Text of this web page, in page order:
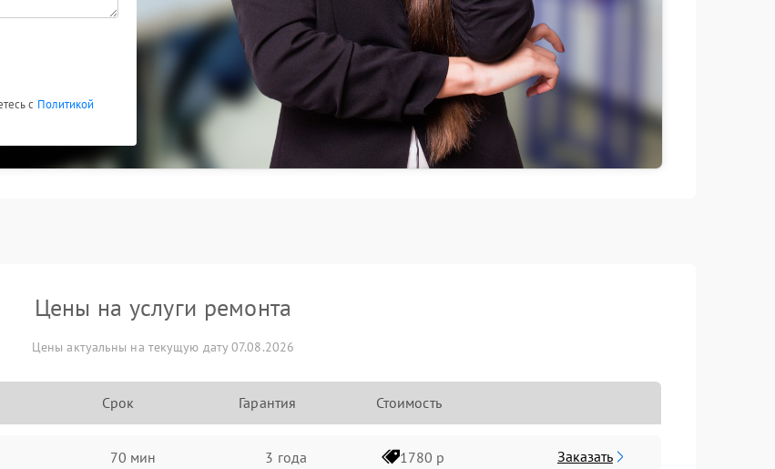
с Политикой
Цены на услуги ремонта
Цены актуальны на текущую дату 07.08.2026
Срок Гарантия Стоимость
70 мин 3 года 1780 р Заказать